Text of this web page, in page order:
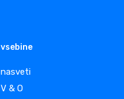
vsebine
nasveti
V & O